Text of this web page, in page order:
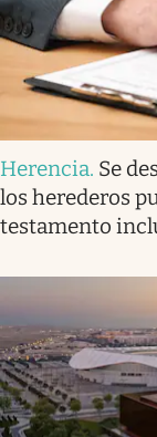
Herencia. Se
los herederos
testamento